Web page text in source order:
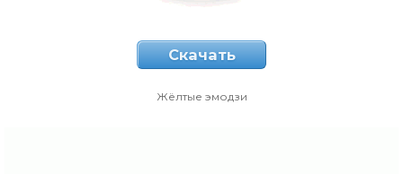
Скачать
Жёлтые эмодзи